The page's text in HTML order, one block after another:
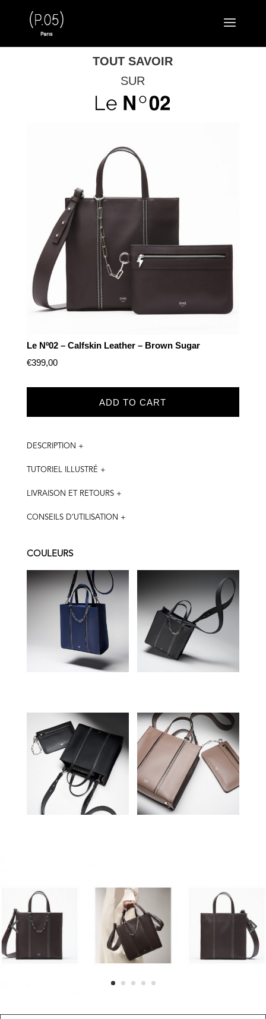
TOUT SAVOIR
SUR
Le Nº02 – Calfskin Leather – Brown Sugar
€399,00
ADD TO CART
DESCRIPTION +
TUTORIEL ILLUSTRÉ +
LIVRAISON ET RETOURS +
CONSEILS D’UTILISATION +
COULEURS